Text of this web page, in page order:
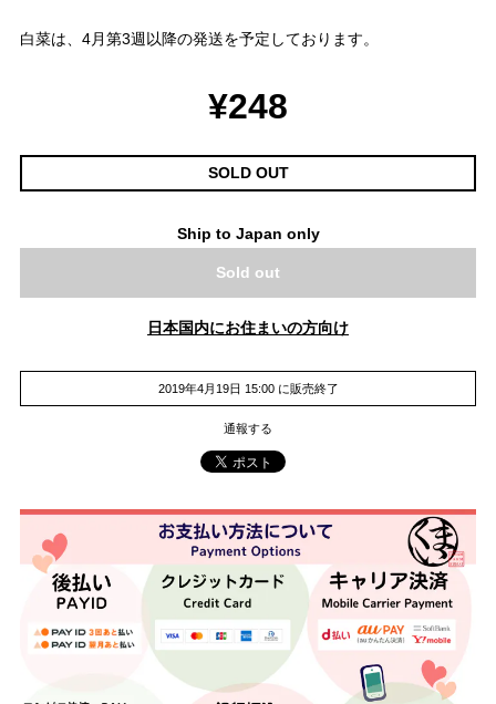
白菜は、4月第3週以降の発送を予定しております。
¥248
SOLD OUT
Ship to Japan only
Sold out
日本国内にお住まいの方向け
2019年4月19日 15:00 に販売終了
通報する